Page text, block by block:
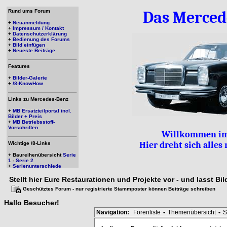
Rund ums Forum
+ Neuanmeldung
+ Impressum / Kontakt
+ Datenschutzerklärung
+ Bedienung des Forums
+ Bild einfügen
+ Neueste Beiträge
Features
+ Bilder-Galerie
+ /8-KnowHow
Links zu Mercedes-Benz
+ MB Ersatzteilportal incl.
Bilder + Preis
+ MB Betriebsstoff-
Vorschriften
Wichtige /8-Links
+ BaureihenübersichtSerie
1 - Serie 2
+ Serienunterschiede
Das
Willkommen
Hier dreht sich alles
Stellt hier Eure Restaurationen und Projekte vor - und lasst
Geschütztes Forum - nur registrierte Stammposter können Beiträge schreiben
Hallo Besucher!
Navigation: Forenliste • Themenübersicht •